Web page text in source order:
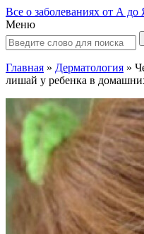
Все о заболеваниях от А до
Меню
Главная » Дерматология »
лишай у ребенка в